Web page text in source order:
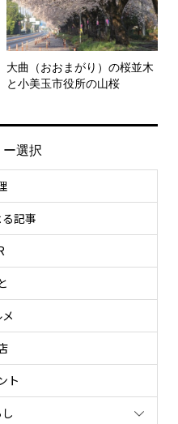
大曲（おおまがり）の桜並木
と小美玉市役所の山桜
選択
記事
ト